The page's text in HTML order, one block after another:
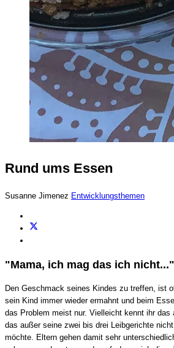
Rund ums Essen
Susanne Jimenez Entwicklungsthemen
"Mama, ich mag das ich nicht..."
Den Geschmack seines Kindes zu treffen, ist
sein Kind immer wieder ermahnt und beim
das Problem meist nur. Vielleicht kennt ihr das
das außer seine zwei bis drei Leibgerichte
möchte. Eltern gehen damit sehr